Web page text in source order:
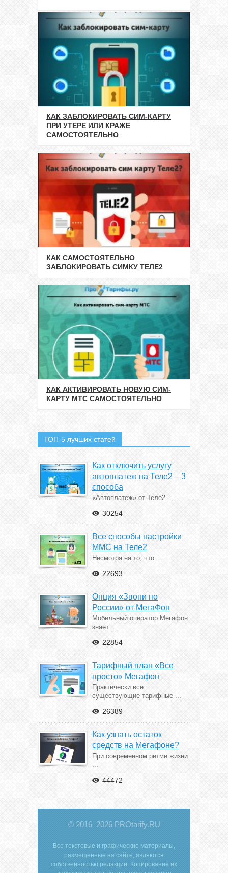
КАК ЗАБЛОКИРОВАТЬ СИМ-КАРТУ
ПРИ УТЕРЕ ИЛИ КРАЖЕ
САМОСТОЯТЕЛЬНО
КАК САМОСТОЯТЕЛЬНО
ЗАБЛОКИРОВАТЬ СИМКУ ТЕЛЕ2
КАК АКТИВИРОВАТЬ НОВУЮ СИМ-
КАРТУ МТС САМОСТОЯТЕЛЬНО
ТОП-5 лучших статей
Как отключить услугу
автоплатеж на Теле2 – 3
способа
«Автоплатеж» от Теле2 – ...
30254
Все способы настройки
ММС на Теле2
Несмотря на то, что ...
22693
Опция «Звони по
России» от МегаФон
Мобильный оператор Мегафон
знает ...
22854
Тарифный план «Все
просто» Мегафон
Практически все
существующие тарифные ...
26389
Как узнать остаток
средств на Мегафоне?
При современном ритме жизни
...
44472
© 2016–2026 PROtarify.RU
Все текстовые и графические материалы,
размещенные на сайте, являются
собственностью редакции. Копирование их